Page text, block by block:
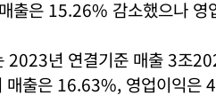
출은 15.26% 감소했으나
2023년 연결기준 매출 3조
매출은 16.63%, 영업이익은